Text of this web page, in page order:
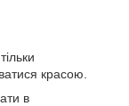
красою.
в